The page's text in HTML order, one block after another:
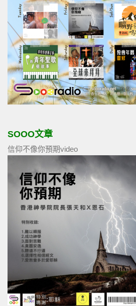
SOOO文章
信仰不像你預期video